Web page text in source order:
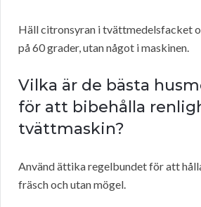
Häll citronsyran i tvättmedelsfacket
på 60 grader, utan något i maskinen.
Vilka är de bästa
för att bibehålla
tvättmaskin?
Använd ättika regelbundet för att
fräsch och utan mögel.